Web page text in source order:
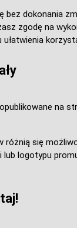
bez dokonania
zgodę na
na
różnią się
lub logotypu